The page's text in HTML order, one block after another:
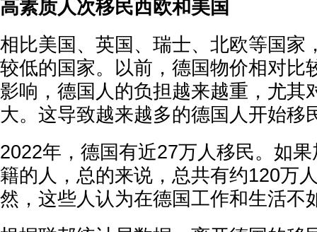
高素质人次移民西欧和美国
相比美国、英国、瑞士、北欧等国家
较低的国家。以前，德国物价相对比
影响，德国人的负担越来越重，尤其
大。这导致越来越多的德国人开始移
2022年，德国有近27万人移民。如
籍的人，总的来说，总共有约120万
然，这些人认为在德国工作和生活不